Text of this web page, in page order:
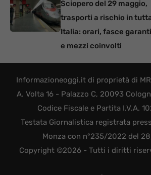
Sciopero del 29 maggio,
trasporti a rischio in
Italia: orari, fasce
e mezzi coinvolti
Informazioneoggi.it di proprietà di
A. Volta 16 - Palazzo C, 20093
Codice Fiscale e Partita I.V.A.
Testata Giornalistica registrata
Monza con n°235/2022 del
Copyright ©2026 - Tutti i diritti